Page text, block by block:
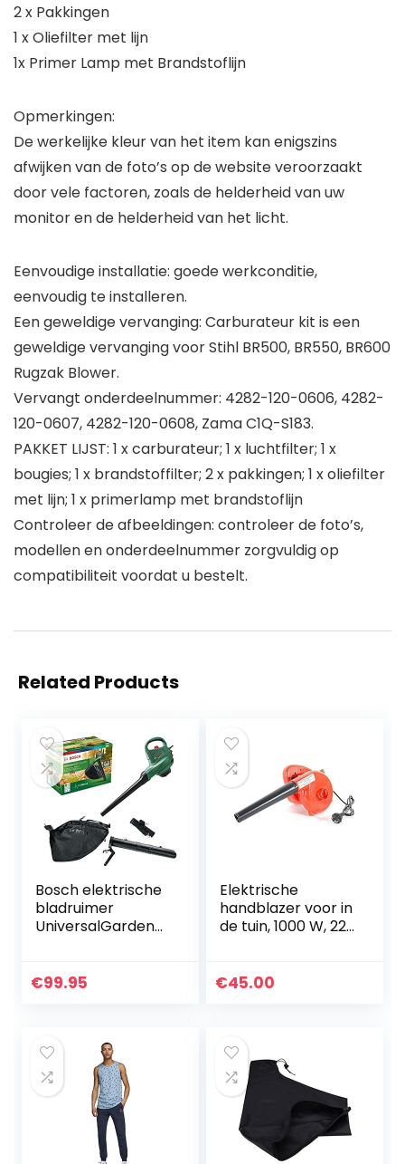
2 x Pakkingen
1 x Oliefilter met lijn
1x Primer Lamp met Brandstoflijn
Opmerkingen:
De werkelijke kleur van het item kan enigszins
afwijken van de foto’s op de website veroorzaakt
door vele factoren, zoals de helderheid van uw
monitor en de helderheid van het licht.
Eenvoudige installatie: goede werkconditie,
eenvoudig te installeren.
Een geweldige vervanging: Carburateur kit is een
geweldige vervanging voor Stihl BR500, BR550, BR600
Rugzak Blower.
Vervangt onderdeelnummer: 4282-120-0606, 4282-
120-0607, 4282-120-0608, Zama C1Q-S183.
PAKKET LIJST: 1 x carburateur; 1 x luchtfilter; 1 x
bougies; 1 x brandstoffilter; 2 x pakkingen; 1 x oliefilter
met lijn; 1 x primerlamp met brandstoflijn
Controleer de afbeeldingen: controleer de foto’s,
modellen en onderdeelnummer zorgvuldig op
compatibiliteit voordat u bestelt.
Related Products
Bosch elektrische
bladruimer
UniversalGardenTi
variabel toerental,
€99.95
Elektrische
handblazer voor in
de tuin, 1000 W, 220
stofzuiger,
€45.00